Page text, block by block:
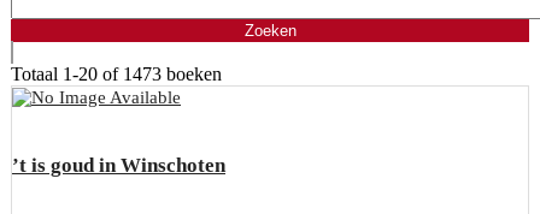
Totaal 1-20 of 1473 boeken
’t is goud in Winschoten